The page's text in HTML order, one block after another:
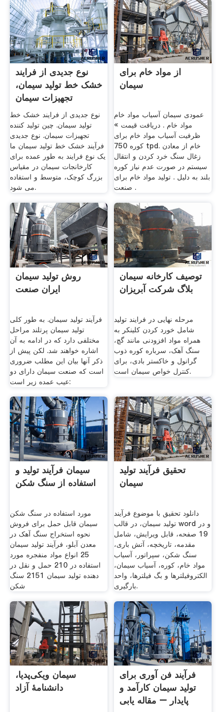
نوع جدیدی از فرایند
خشک خط تولید سیمان،
تجهیزات سیمان
نوع جدیدی از فرایند خشک خط
تولید سیمان. چین تولید کننده
تجهیزات سیمان. نوع جدیدی
فرآیند خشک خط تولید سیمان ما
یک نوع فرایند به طور عمده برای
کارخانجات سیمان در مقیاس
بزرگ کوچک، متوسط و استفاده
می شود.
از مواد خام برای
سیمان
عمودی سیمان آسیاب مواد خام
مواد خام . دریافت قیمت »
ظرفیت آسیاب مواد خام برای
کوره 750 tpd. خام از معادن
زغال سنگ خرد کردن و انتقال
سیستم در صورت عدم نياز کوره
بلند به دليل . تولید مواد خام برای
صنعت .
روش تولید سیمان
ایران صنعت
فرآیند تولید سیمان. به طور كلی
تولید سیمان پرتلند مراحل
مختلفی دارد كه در ادامه به آن
اشاره خواهند شد. لكن پیش از
ذكر آنها بیان این مطلب ضروری
است كه صنعت سیمان دارای دو
عیب عمده زیر است:
توصیف کارخانه سیمان
بلاگ شرکت آبریزان
مرحله نهایی در فرایند تولید
شامل خورد کردن کلینکر به
همراه مواد افزودنی مانند گچ،
سنگ آهک، سرباره کوره ذوب
گرانول و خاکستر بادی، برای
کنترل خواص سیمان است.
سیمان فرآیند تولید و
استفاده از سنگ شکن
مورد استفاده در سنگ شکن
سیمان قابل حمل برای فروش
نحوه استخراج سنگ آهک در
معدن آبلو، فرآیند تولید سیمان
25 انواع مواد منفجره مورد
استفاده در 210 حمل و نقل در
دهنده تولید سیمان 2151 سنگ
شکن
تحقیق فرآیند تولید
سیمان
دانلود تحقیق با موضوع فرآیند
تولید سیمان، در قالب word و در
19 صفحه، قابل ویرایش، شامل
مقدمه، تاریخچه، آتش باری،
سنگ شکن، سپراتور، آسیاب
مواد خام، کوره، آسیاب سیمان،
الکتروفیلترها و بگ فیلترها، واحد
بارگیری.
سیمان ویکی‌پدیا،
دانشنامهٔ آزاد
فرآیند فن آوری برای
تولید سیمان کارآمد و
پایدار – مقاله یابی